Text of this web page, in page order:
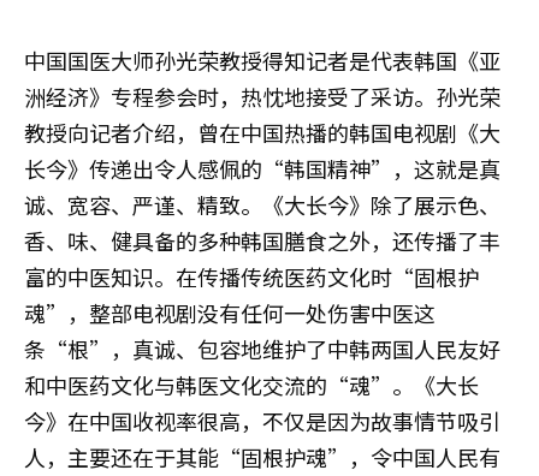
中国国医大师孙光荣教授得知记者是代表韩国《亚
洲经济》专程参会时，热忱地接受了采访。孙光荣
教授向记者介绍，曾在中国热播的韩国电视剧《大
长今》传递出令人感佩的“韩国精神”，这就是真
诚、宽容、严谨、精致。《大长今》除了展示色、
香、味、健具备的多种韩国膳食之外，还传播了丰
富的中医知识。在传播传统医药文化时“固根护
魂”，整部电视剧没有任何一处伤害中医这
条“根”，真诚、包容地维护了中韩两国人民友好
和中医药文化与韩医文化交流的“魂”。《大长
今》在中国收视率很高，不仅是因为故事情节吸引
人，主要还在于其能“固根护魂”，令中国人民有